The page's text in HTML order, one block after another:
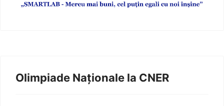
Olimpiade Naționale la CNER